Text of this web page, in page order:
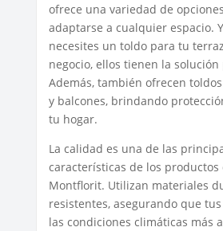
ofrece una variedad de
adaptarse a cualquier espacio.
necesites un toldo para tu
negocio, ellos tienen la
Además, también ofrecen
y balcones, brindando
tu hogar.
La calidad es una de las
características de los productos
Montflorit. Utilizan materiales
resistentes, asegurando que
las condiciones climáticas más